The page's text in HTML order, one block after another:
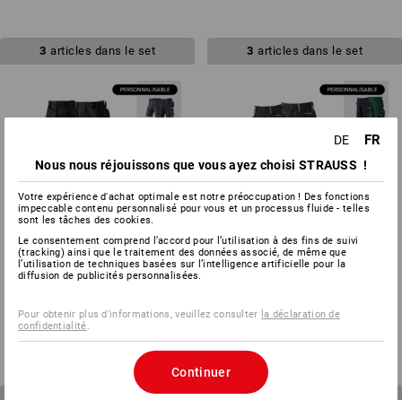
3 articles dans le set
travail+short e.s.motion
à p. de CHF 178.79
3 articles dans le set
+ Short e.s.motion
CHF 84.79
DE FR
Nous nous réjouissons que vous ayez choisi STRAUSS !
Votre expérience d'achat optimale est notre préoccupation ! Des fonctions
impeccable contenu personnalisé pour vous et un processus fluide - telles
sont les tâches des cookies.
Le consentement comprend l’accord pour l’utilisation à des fins de suivi
(tracking) ainsi que le traitement des données associé, de même que
l’utilisation de techniques basées sur l’intelligence artificielle pour la
diffusion de publicités personnalisées.
Pour obtenir plus d'informations, veuillez consulter la déclaration de
confidentialité
Continuer